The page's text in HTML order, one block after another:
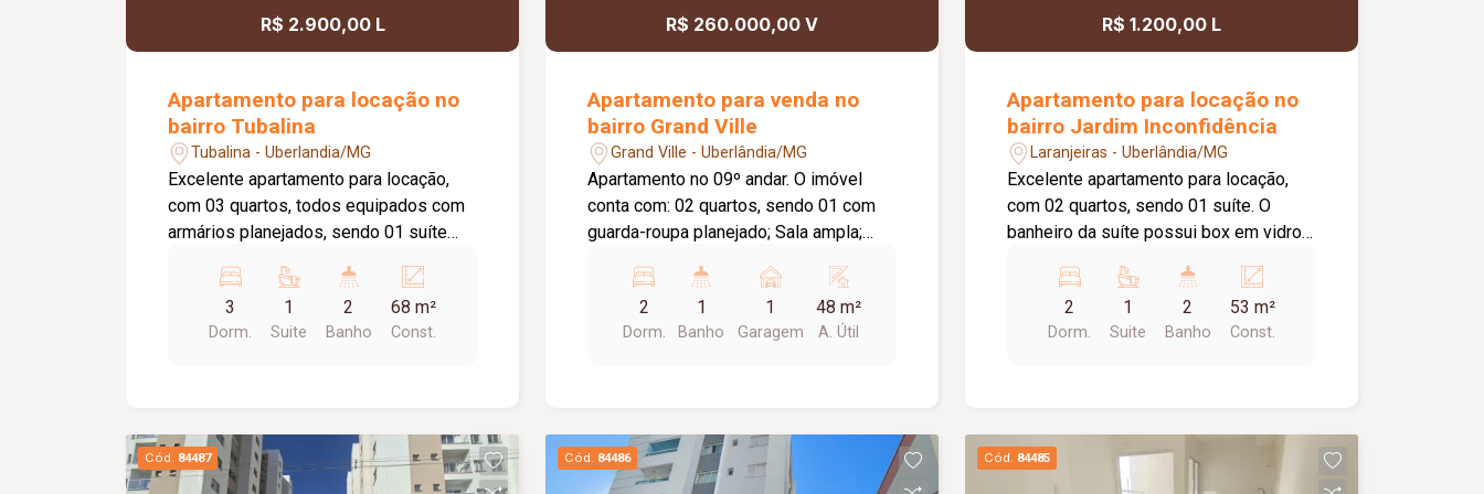
R$ 2.900,00 L
Apartamento para locação no
bairro Tubalina
Tubalina - Uberlandia/MG
Excelente apartamento para locação,
com 03 quartos, todos equipados com
armários planejados, sendo 01 suíte
suíte possui box em vidro e armário
sob a pia. A sala é ampla, dividida em
02 ambientes, conta com painel para TV
cooktop e forno. O imóvel dispõe ainda
de área de serviço com armário, 01
3
Dorm.
1
Suite
2
Banho
68 m²
Const.
R$ 260.000,00 V
Apartamento para venda no
bairro Grand Ville
Grand Ville - Uberlândia/MG
Apartamento no 09º andar. O imóvel
conta com: 02 quartos, sendo 01 com
guarda-roupa planejado; Sala ampla;
planejados; Área de serviço; 01 vaga de
garagem; O condomínio conta com:
Elevador social e de serviço; Portaria
esportes; Sala de jogos; Área pet;
Bicicletário; Mini horta; Máquinas de
2
Dorm.
1
Banho
1
Garagem
48 m²
A. Útil
R$ 1.200,00 L
Apartamento para locação no
bairro Jardim Inconfidência
Laranjeiras - Uberlândia/MG
Excelente apartamento para locação,
com 02 quartos, sendo 01 suíte. O
banheiro da suíte possui box em vidro,
social, também equipado com box em
vidro. Dispõe de sala de estar, sacada,
cozinha com armário e área de serviço.
de festas e playground, proporcionando
conforto, segurança e lazer para toda a
2
Dorm.
1
Suite
2
Banho
53 m²
Const.
Cód. 84487 Cód. 84486 Cód. 84485